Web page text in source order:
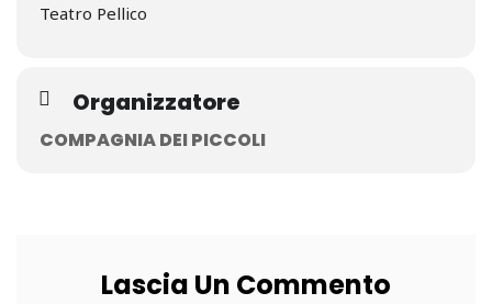
Teatro Pellico
Organizzatore
COMPAGNIA DEI PICCOLI
Lascia Un Commento